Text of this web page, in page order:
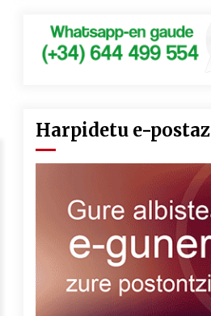
Harpidetu e-postaz